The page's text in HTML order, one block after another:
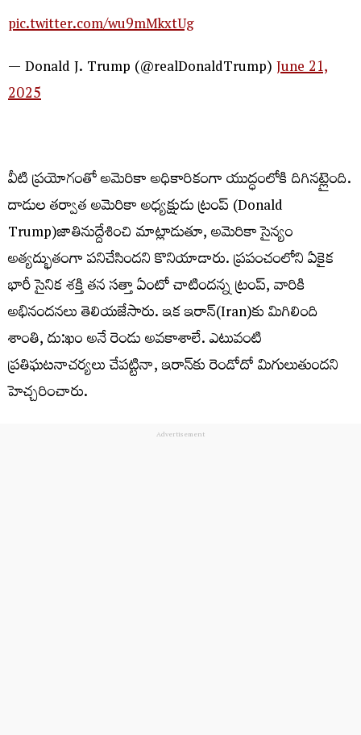
pic.twitter.com/wu9mMkxtUg
— Donald J. Trump (@realDonaldTrump)June 21,
2025
వీటి ప్రయోగంతో అమెరికా అధికారికంగా యుద్ధంలోకి దిగినట్లైంది.
దాడుల తర్వాత అమెరికా అధ్యక్షుడు ట్రంప్​ (Donald
Trump)జాతినుద్దేశించి మాట్లాడుతూ, అమెరికా సైన్యం
అత్యద్భుతంగా పనిచేసిందని కొనియాడారు. ప్రపంచంలోని ఏకైక
భారీ సైనిక శక్తి తన సత్తా ఏంటో చాటిందన్న ట్రంప్​, వారికి
అభినందనలు తెలియజేసారు. ఇక ఇరాన్(Iran)​కు మిగిలింది
శాంతి, దు:ఖం అనే రెండు అవకాశాలే. ఎటువంటి
ప్రతిఘటనాచర్యలు చేపట్టినా, ఇరాన్​కు రెండోదో మిగులుతుందని
హెచ్చరించారు.